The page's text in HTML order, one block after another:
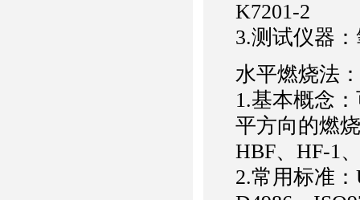
K7201-2
3.测试仪器
水平燃烧法：
1.基本概念
平方向的燃
HBF、HF-1
2.常用标准